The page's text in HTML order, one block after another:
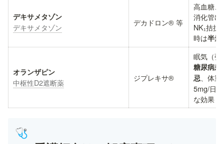
デキサメタゾン デカドロン® 等
高血糖、
消化管出
NK₁拮抗
時は半量
中枢性D2遮断薬 ジプレキサ®
眠気（強
糖尿病患
忌 、体
5mg/日
な効果
🩺